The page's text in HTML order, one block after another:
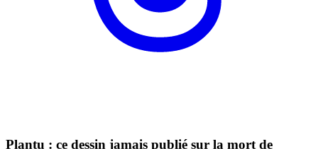
Plantu : ce dessin jamais publié sur la mort de